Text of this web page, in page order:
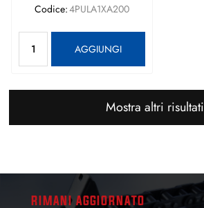
Codice:4PULA1XA200
AGGIUNGI
Mostra altri risultati
RIMANI AGGIORNATO